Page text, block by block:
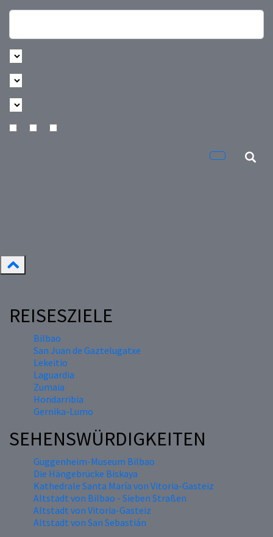
REISESZIELE
Bilbao
San Juan de Gaztelugatxe
Lekeitio
Laguardia
Zumaia
Hondarribia
Gernika-Lumo
SEHENSWÜRDIGKEITEN
Guggenheim-Museum Bilbao
Die Hängebrücke Biskaya
Kathedrale Santa María von Vitoria-Gasteiz
Altstadt von Bilbao - Sieben Straßen
Altstadt von Vitoria-Gasteiz
Altstadt von San Sebastián